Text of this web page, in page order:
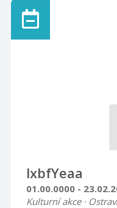
lxbfYeaa
01.00.0000 -
Kulturní akce ·